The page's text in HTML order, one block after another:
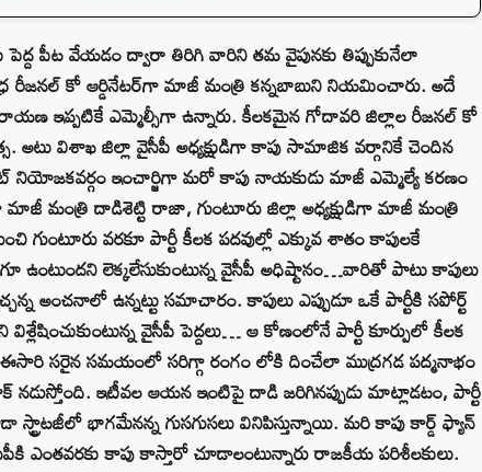
పెద్ద పీట వేయడం ద్వారా తిరిగి వారిని తమ వైపునకు తిప్పుకునేలా
రీజనల్ కో ఆర్డినేటర్‌గా మాజీ మంత్రి కన్నబాబుని నియమించారు. అదే
ఇప్పటికే ఎమ్మెల్సీగా ఉన్నారు. కీలకమైన గోదావరి జిల్లాల రీజనల్ కో
అటు విశాఖ జిల్లా వైసీపీ అధ్యక్షుడిగా కాపు సామాజిక వర్గానికే చెందిన
నియోజకవర్గం ఇంచార్జిగా మరో కాపు నాయకుడు మాజీ ఎమ్మెల్యే కరణం
మంత్రి దాడిశెట్టి రాజా, గుంటూరు జిల్లా అధ్యక్షుడిగా మాజీ మంత్రి
వరకూ పార్టీ కీలక పదవుల్లో ఎక్కువ శాతం కాపులకే
లెక్కలేసుకుంటున్న వైసీపీ అధిష్టానం…వారితో పాటు కాపులు
అంచనాలో ఉన్నట్టు సమాచారం. కాపులు ఎప్పుడూ ఒకే పార్టీకి సపోర్ట్‌
వైసీపీ పెద్దలు… ఆ కోణంలోనే పార్టీ కూర్పులో కీలక
ఈసారి సరైన సమయంలో సరిగ్గా రంగం లోకి దించేలా ముద్రగడ పద్మనాభం
నడుస్తోంది. ఇటీవల ఆయన ఇంటిపై దాడి జరిగినప్పుడు మాట్లాడటం, పార్టీ
భాగమేనన్న గుసగుసలు వినిపిస్తున్నాయి. మరి కాపు కార్డ్ ఫ్యాన్‌
ఎంతవరకు కాపు కాస్తారో చూడాలంటున్నారు రాజకీయ పరిశీలకులు.